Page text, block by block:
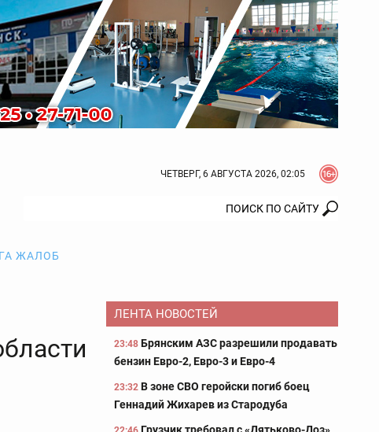
ЧЕТВЕРГ, 6 АВГУСТА 2026, 02:05
ЖАЛОБ
ЛЕНТА НОВОСТЕЙ
23:48 Брянским АЗС разрешили продавать
бензин Евро-2, Евро-3 и Евро-4
23:32 В зоне СВО геройски погиб боец
Геннадий Жихарев из Стародуба